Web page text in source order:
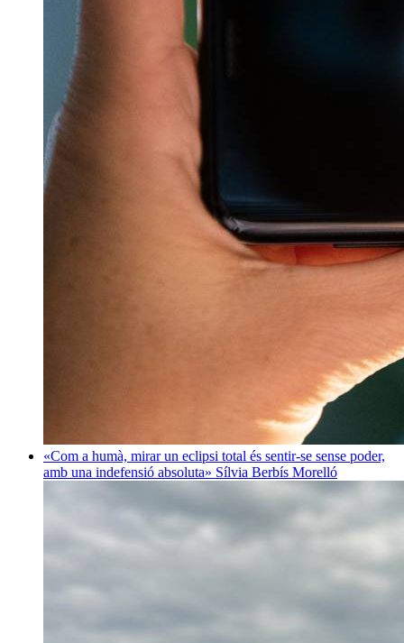
«Com a humà, mirar un eclipsi total és sentir-se sense poder,
amb una indefensió absoluta» Sílvia Berbís Morelló